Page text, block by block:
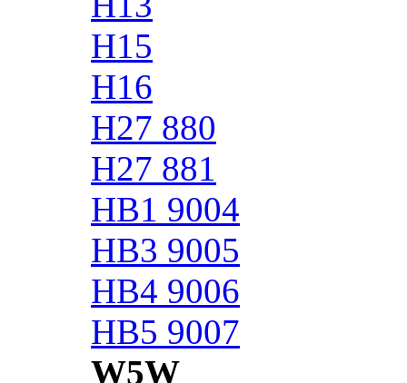
H15
H16
H27 880
H27 881
HB1 9004
HB3 9005
HB4 9006
HB5 9007
W5W